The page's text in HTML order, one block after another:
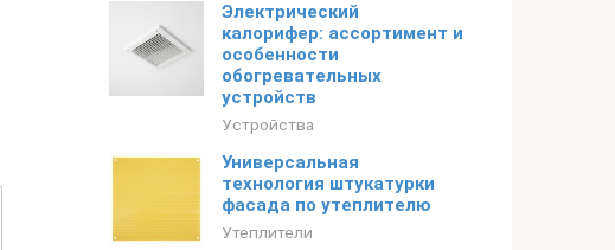
Электрический
калорифер: ассортимент и
особенности
обогревательных
устройств
Устройства
Универсальная
технология штукатурки
фасада по утеплителю
Утеплители